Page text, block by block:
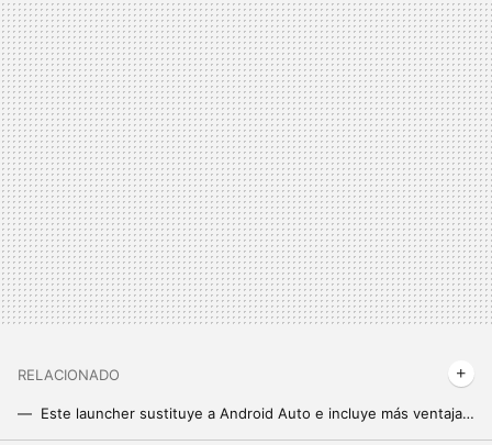
RELACIONADO
Este launcher sustituye a Android Auto e incluye más ventajas, como abrir cualquier aplicación